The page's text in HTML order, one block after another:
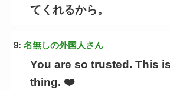
てくれるから。
9: 名無しの外国人さん
You are so trusted. This
thing. ❤️